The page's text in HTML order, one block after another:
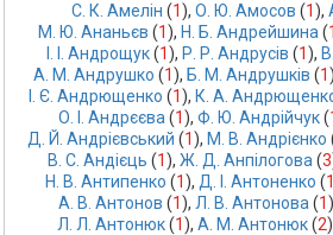
С. К. Амелін (1), О. Ю. Амосов (1),
М. Ю. Ананьєв (1), Н. Б. Андрейшина (1
І. І. Андрощук (1), Р. Р. Андрусів (1),
А. М. Андрушко (1), Б. М. Андрушків (1
І. Є. Андрющенко (1), К. А.
О. І. Андрєєва (1), Ф. Ю. Андрійчук (
Д. Й. Андрієвський (1), М. В. Андрієнко
В. С. Андієць (1), Ж. Д. Анпілогова (3
Н. В. Антипенко (1), Д. І. Антоненко (1
А. В. Антонов (1), Л. В. Антонова (1
Л. Л. Антонюк (1), А. М. Антонюк (2